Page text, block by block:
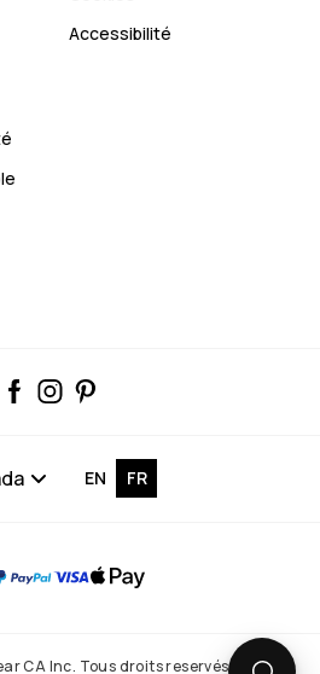
Accessibilité
EN FR
CA Inc. Tous droits reservés